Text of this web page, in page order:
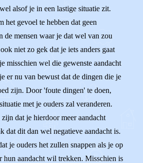
alsof je in een lastige situatie zit.
het gevoel te hebben dat geen
de mensen waar je dat wel van zou
niet zo gek dat je iets anders gaat
misschien wel die gewenste aandacht
er nu van bewust dat de dingen die je
zijn. Door 'foute dingen' te doen,
met je ouders zal veranderen.
dat je hierdoor meer aandacht
dat dit dan wel negatieve aandacht is.
je ouders het zullen snappen als je op
hun aandacht wil trekken. Misschien is